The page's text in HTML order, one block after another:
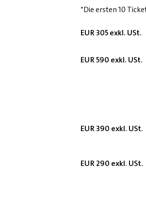
*Die ersten 10
EUR 305 exkl. USt.
EUR 590 exkl. USt.
EUR 390 exkl. USt.
EUR 290 exkl. USt.